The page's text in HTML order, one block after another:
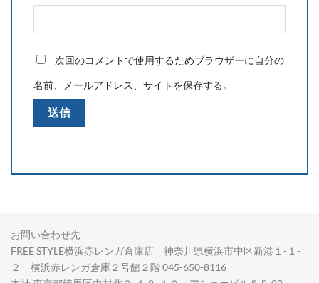
次回のコメントで使用するためブラウザーに自分の
名前、メールアドレス、サイトを保存する。
お問い合わせ先
FREE STYLE横浜赤レンガ倉庫店 神奈川県横浜市中区新港１-１-
２ 横浜赤レンガ倉庫２号館２階 045-650-8116